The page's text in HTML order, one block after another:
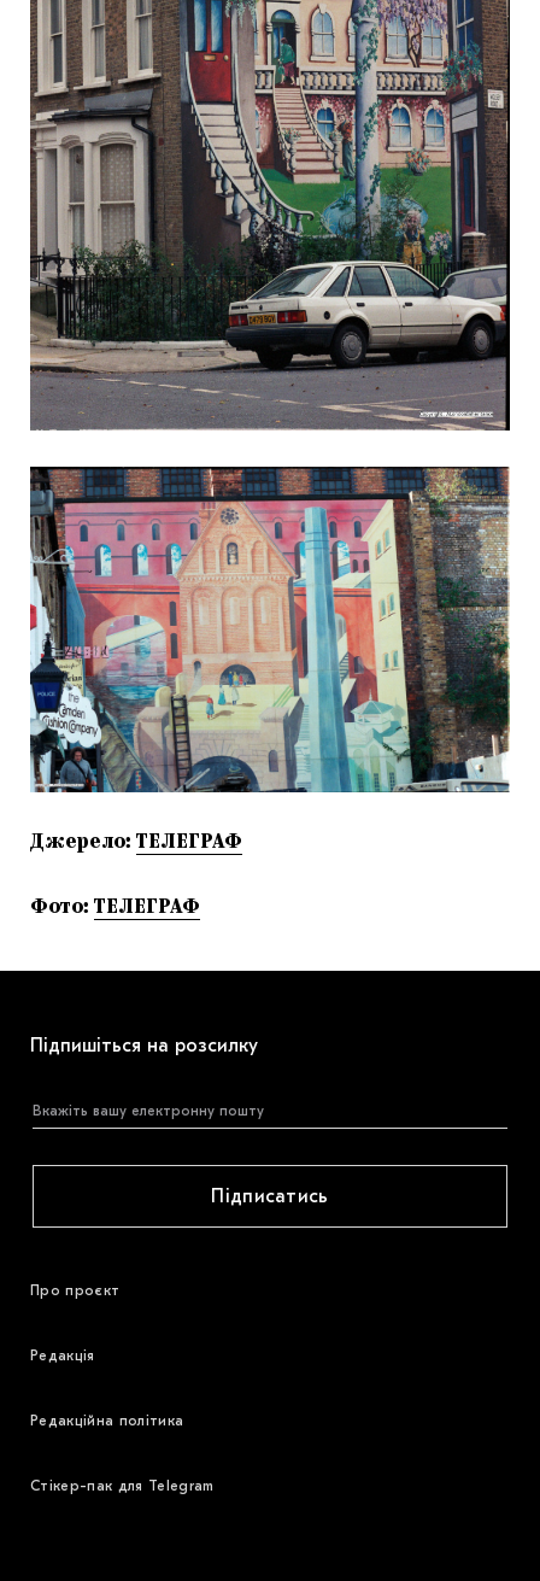
Джерело: ТЕЛЕГРАФ
Фото: ТЕЛЕГРАФ
Підпишіться на розсилку
Підписатись
Про проєкт
Редакція
Редакційна політика
Стікер-пак для Telegram